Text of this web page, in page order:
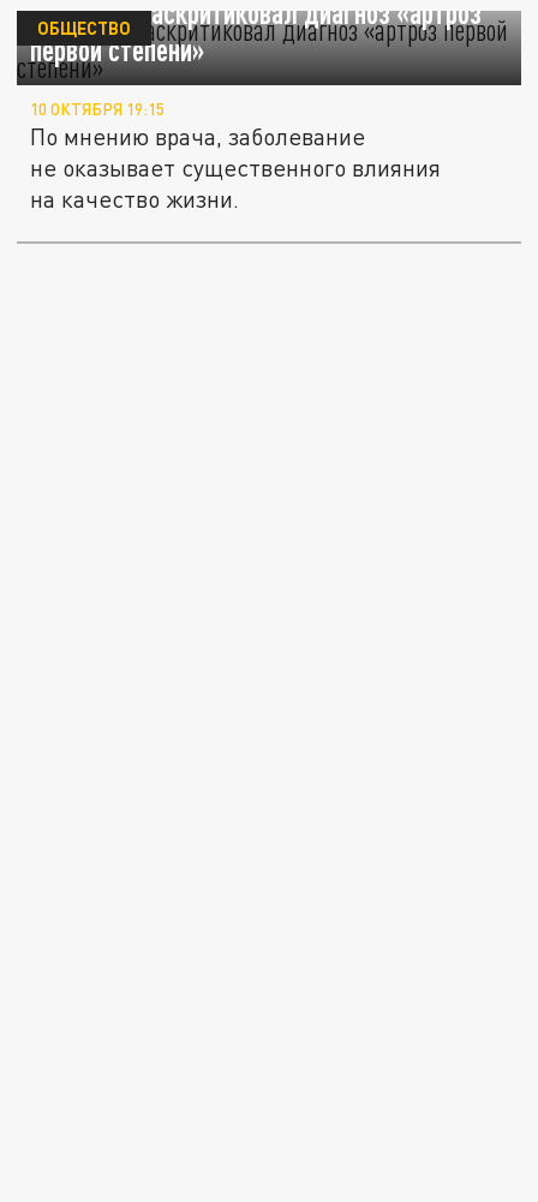
Мясников раскритиковал диагноз «артроз
первой степени»
ОБЩЕСТВО
10 ОКТЯБРЯ 19:15
По мнению врача, заболевание
не оказывает существенного влияния
на качество жизни.